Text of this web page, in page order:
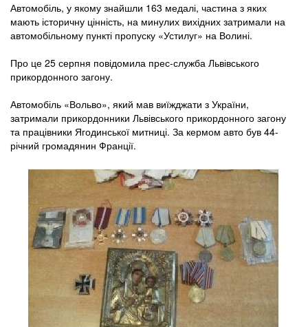
Автомобіль, у якому знайшли 163 медалі, частина з яких
мають історичну цінність, на минулих вихідних затримали на
автомобільному пункті пропуску «Устилуг» на Волині.
Про це 25 серпня повідомила прес-служба Львівського
прикордонного загону.
Автомобіль «Вольво», який мав виїжджати з України,
затримали прикордонники Львівського прикордонного загону
та працівники Ягодинської митниці. За кермом авто був 44-
річний громадянин Франції.